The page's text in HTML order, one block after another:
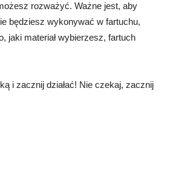
rozważyć. Ważne jest, aby
będziesz wykonywać w fartuchu,
jaki materiał wybierzesz, fartuch
i zacznij działać! Nie czekaj, zacznij